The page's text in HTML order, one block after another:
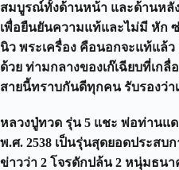
สมบูรณ์ทั้งด้านหน้า และด้านหลั
เพื่อยืนยันความแท้และไม่มี หัก
นิว พระเครื่อง คือนอกจะแท้แล้
ด้วย ท่ามกลางของเก๊เฉียบที่เก
สายนี้ทราบกันดีทุกคน รับรองว่
หลวงปู่ทวด รุ่น 5 แชะ พ่อท่านแ
พ.ศ. 2538 เป็นรุ่นสุดยอดประส
ข่าวว่า 2 โจรดักปล้น 2 หนุ่มธน